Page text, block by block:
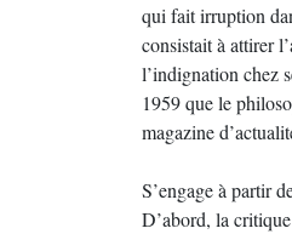
qui fait irruption
consistait à attirer
l’indignation chez
1959 que le
magazine
S’engage à partir
D’abord, la